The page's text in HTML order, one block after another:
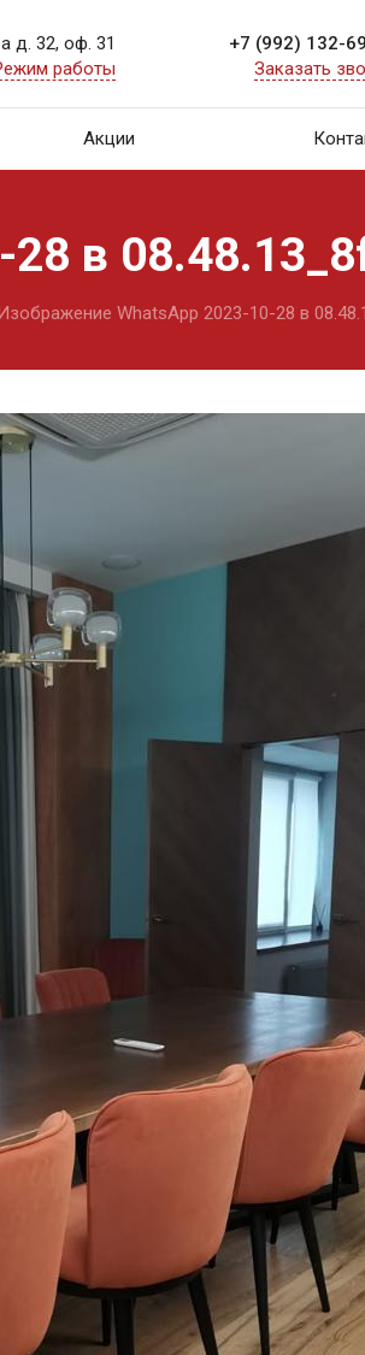
д. 32, оф. 31
работы
+7 (992) 132-
Заказать
Акции
в
Изображение WhatsApp 2023-10-28 в